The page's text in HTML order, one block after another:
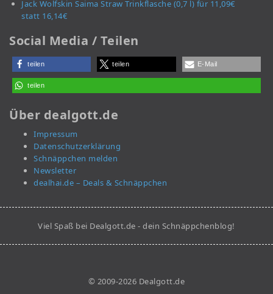
Jack Wolfskin Saima Straw Trinkflasche (0,7 l) für 11,09€
statt 16,14€
Social Media / Teilen
teilen teilen E-Mail
teilen
Über dealgott.de
Impressum
Datenschutzerklärung
Schnäppchen melden
Newsletter
dealhai.de – Deals & Schnäppchen
Viel Spaß bei Dealgott.de - dein Schnäppchenblog!
© 2009-2026 Dealgott.de